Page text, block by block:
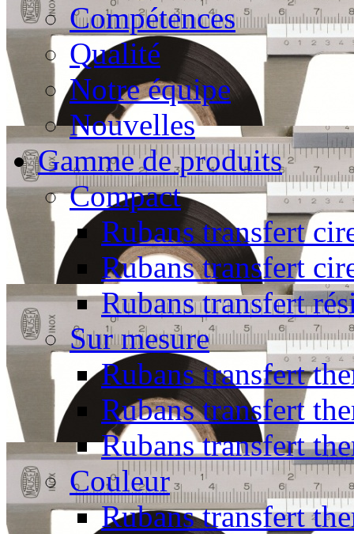
Compétences
Qualité
Notre équipe
Nouvelles
Gamme de produits
Compact
Rubans transfert
Rubans transfert
Rubans transfert
Sur mesure
Rubans transfert
Rubans transfert
Rubans transfert
Couleur
Rubans transfert